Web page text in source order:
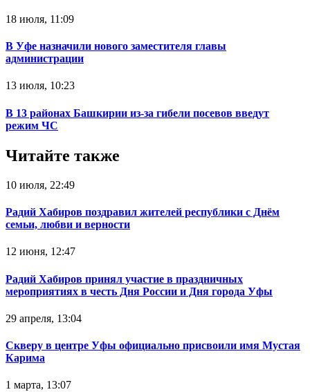
18 июля, 11:09
В Уфе назначили нового заместителя главы
администрации
13 июля, 10:23
В 13 районах Башкирии из-за гибели посевов введут
режим ЧС‍
Читайте также
10 июля, 22:49
Радий Хабиров поздравил жителей республики с Днём
семьи, любви и верности
12 июня, 12:47
Радий Хабиров принял участие в праздничных
мероприятиях в честь Дня России и Дня города Уфы
29 апреля, 13:04
Скверу в центре Уфы официально присвоили имя Мустая
Карима
1 марта, 13:07